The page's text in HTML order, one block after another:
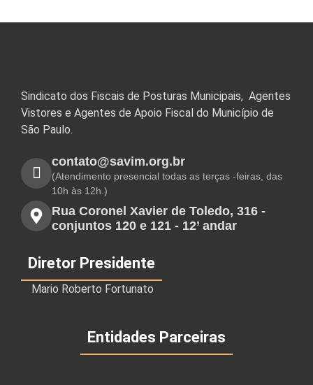
Sindicato dos Fiscais de Posturas Municipais, Agentes
Vistores e Agentes de Apoio Fiscal do Município de
São Paulo.
contato@savim.org.br
(Atendimento presencial todas as terças -feiras, das
10h às 12h.)
Rua Coronel Xavier de Toledo, 316 -
conjuntos 120 e 121 - 12’ andar
Diretor Presidente
Mario Roberto Fortunato
Entidades Parceiras